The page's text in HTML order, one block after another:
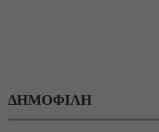
ΔΗΜΟΦΙΛΗ